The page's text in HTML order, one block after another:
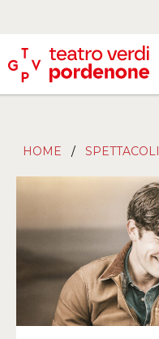
HOME / SPETTACOLI